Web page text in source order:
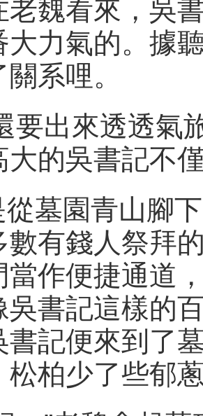
老魏看來，吳
大力氣的。據
系哩。
要出來透透氣
大的吳書記不
墓園青山腳
數有錢人祭拜
當作便捷通道
吳書記這樣的
書記便來到了
松柏少了些郁